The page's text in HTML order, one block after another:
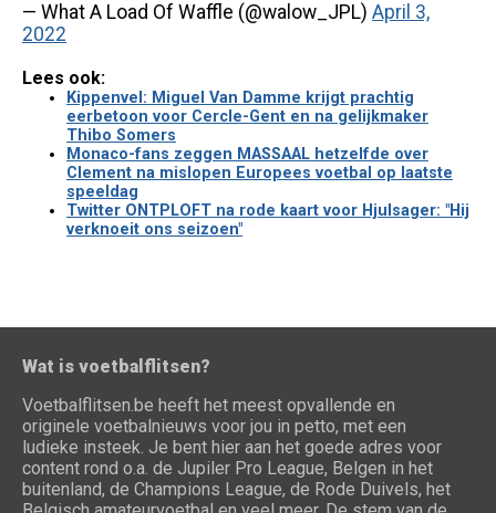
— What A Load Of Waffle (@walow_JPL) April 3,
2022
Lees ook:
Kippenvel: Miguel Van Damme krijgt prachtig
eerbetoon voor Cercle-Gent en na gelijkmaker
Thibo Somers
Monaco-fans zeggen MASSAAL hetzelfde over
Clement na mislopen Europees voetbal op laatste
speeldag
Twitter ONTPLOFT na rode kaart voor Hjulsager: "Hij
verknoeit ons seizoen"
Wat is voetbalflitsen?
Voetbalflitsen.be heeft het meest opvallende en
originele voetbalnieuws voor jou in petto, met een
ludieke insteek. Je bent hier aan het goede adres voor
content rond o.a. de Jupiler Pro League, Belgen in het
buitenland, de Champions League, de Rode Duivels, het